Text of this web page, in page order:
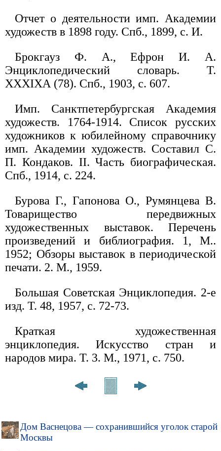
Отчет о деятельности имп. Академии
художеств в 1898 году. Спб., 1899, с. И.
Брокгауз Ф. А., Ефрон И. А.
Энциклопедический словарь. Т.
ХХХIХА (78). Спб., 1903, с. 607.
Имп. Санктпетербургская Академия
художеств. 1764-1914. Список русских
художников к юбилейному справочнику
имп. Академии художеств. Составил С.
П. Кондаков. II. Часть биографическая.
Спб., 1914, с. 224.
Бурова Г., Гапонова О., Румянцева В.
Товарищество передвижных
художественных выставок. Перечень
произведений и библиография. 1, М..
1952; Обзоры выставок в периодической
печати. 2. М., 1959.
Большая Советская Энциклопедия. 2-е
изд. Т. 48, 1957, с. 72-73.
Краткая художественная
энциклопедия. Искусство стран и
народов мира. Т. 3. М., 1971, с. 750.
Дом Васнецова — сохранившийся уголок старой
Москвы